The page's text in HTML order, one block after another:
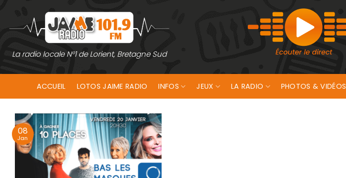
contenu
La radio locale N°1 de Lorient, Bretagne Sud
ACCUEIL LOTOS JAIME RADIO INFOS JEUX LA RADIO PHOTOS & VIDÉOS
08
Jan